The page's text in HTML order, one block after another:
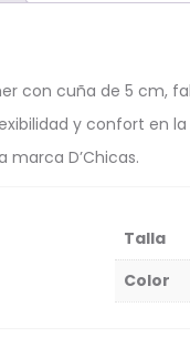
con cuña de 5 cm,
y confort en
marca D’Chicas.
Talla
Color